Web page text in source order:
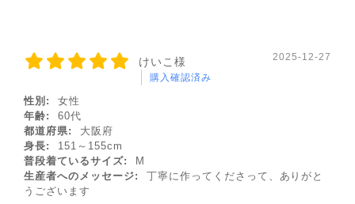
けいこ様
購入確認済み
2025-12-27
性別:
女性
年齢:
60代
都道府県:
大阪府
身長:
151～155cm
普段着ているサイズ:
M
生産者へのメッセージ:
丁寧に作ってくださって、ありがと
うございます